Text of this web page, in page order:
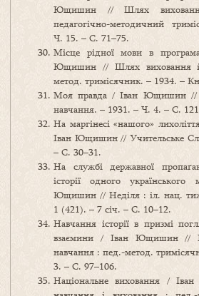
Ющишин // Шлях
педагогічно-методичний
Ч. 15. – С. 71–75.
Місце рідної мови в
Ющишин // Шлях виховання
метод. тримісячник. – 1934. –
Моя правда / Іван Ющишин //
навчання. – 1931. – Ч. 4. – С.
На маргінесі «нашого»
Іван Ющишин // Учительське
– С. 30–31.
На службі державної
історії одного українського
Ющишин // Неділя : іл. нац.
1 (421). – 7 січ. – С. 10–12.
Навчання історії в призмі
взаємини / Іван Ющишин //
навчання : пед.-метод.
3. – С. 97–106.
Національне виховання /